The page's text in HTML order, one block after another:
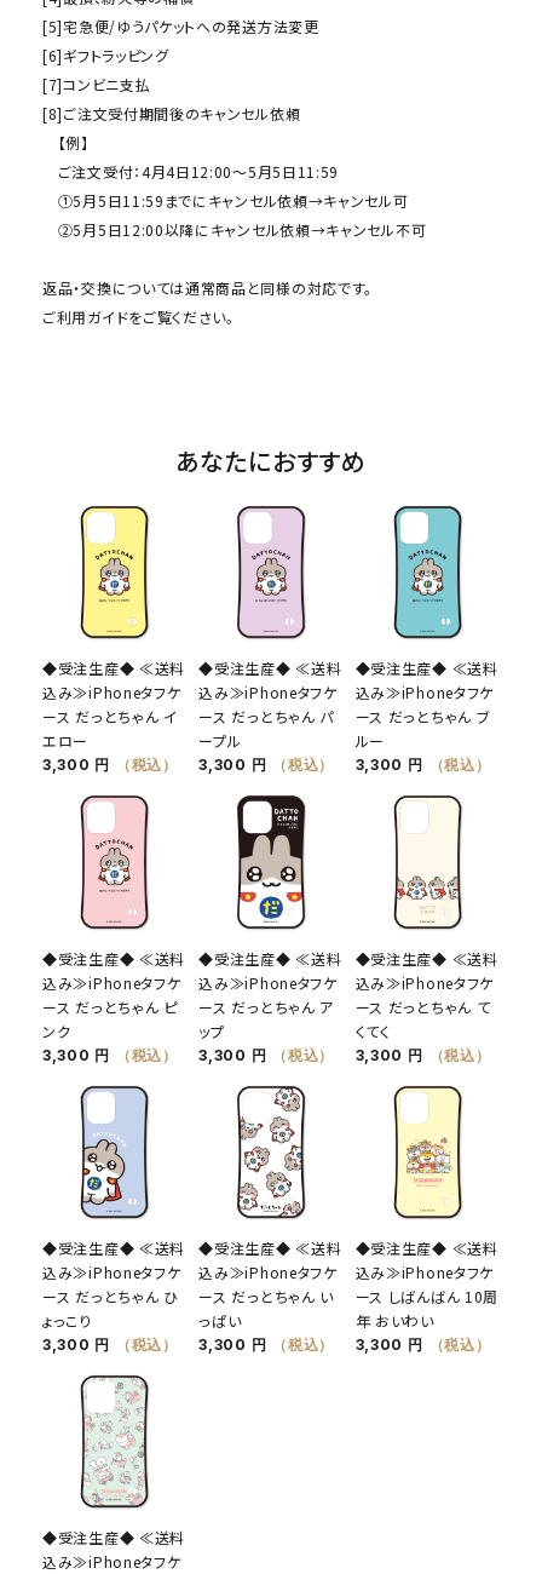
[5]宅急便/ゆうパケットへの発送方法変更
[6]ギフトラッピング
[7]コンビニ支払
[8]ご注文受付期間後のキャンセル依頼
【例】
ご注文受付：4月4日12:00～5月5日11:59
①5月5日11:59までにキャンセル依頼→キャンセル可
②5月5日12:00以降にキャンセル依頼→キャンセル不可
返品・交換については通常商品と同様の対応です。
ご利用ガイドをご覧ください。
あなたにおすすめ
◆受注生産◆ ≪送料
込み≫iPhoneタフケ
ース だっとちゃん イ
エロー
3,300 円 （税込）
◆受注生産◆ ≪送料
込み≫iPhoneタフケ
ース だっとちゃん パ
ープル
3,300 円 （税込）
◆受注生産◆ ≪送料
込み≫iPhoneタフケ
ース だっとちゃん ブ
ルー
3,300 円 （税込）
◆受注生産◆ ≪送料
込み≫iPhoneタフケ
ース だっとちゃん ピ
ンク
3,300 円 （税込）
◆受注生産◆ ≪送料
込み≫iPhoneタフケ
ース だっとちゃん ア
ップ
3,300 円 （税込）
◆受注生産◆ ≪送料
込み≫iPhoneタフケ
ース だっとちゃん て
くてく
3,300 円 （税込）
◆受注生産◆ ≪送料
込み≫iPhoneタフケ
ース だっとちゃん ひ
ょっこり
3,300 円 （税込）
◆受注生産◆ ≪送料
込み≫iPhoneタフケ
ース だっとちゃん い
っぱい
3,300 円 （税込）
◆受注生産◆ ≪送料
込み≫iPhoneタフケ
ース しばんばん 10周
年 おいわい
3,300 円 （税込）
◆受注生産◆ ≪送料
込み≫iPhoneタフケ